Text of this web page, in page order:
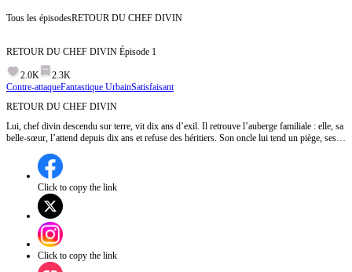
Tous les épisodesRETOUR DU CHEF DIVIN
RETOUR DU CHEF DIVIN Épisode 1
2.0K
2.3K
Contre-attaqueFantastique UrbainSatisfaisant
RETOUR DU CHEF DIVIN
Lui, chef divin descendu sur terre, vit dix ans d’exil. Il retrouve l’auberge familiale : elle, sa
belle-sœur, l’attend depuis dix ans et refuse des héritiers. Son oncle lui tend un piège, ses
couteau à mains nues et prépare un plat mythique… Parviendra-t-il à la sauver et à
renverser le sort ?
Click to copy the link
Click to copy the link